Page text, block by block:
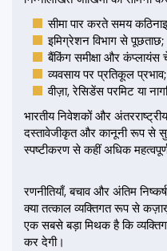
सीमा पार करते समय
इमिग्रेशन विभाग से पूछताछ;
बैंकिंग समीक्षा और
व्यवसाय पर प्रतिकूल प्रभाव;
वीज़ा, रेसिडेंस परमिट या
भारतीय निवेशकों और
दस्तावेजीकृत और कानूनी रूप से
स्पष्टीकरण से कहीं अधिक
रणनीतियाँ, बचाव और अंतिम निष्कर्ष
क्या तत्काल व्यक्तिगत रूप से
एक सबसे बड़ा मिथक है कि
कर देगी।